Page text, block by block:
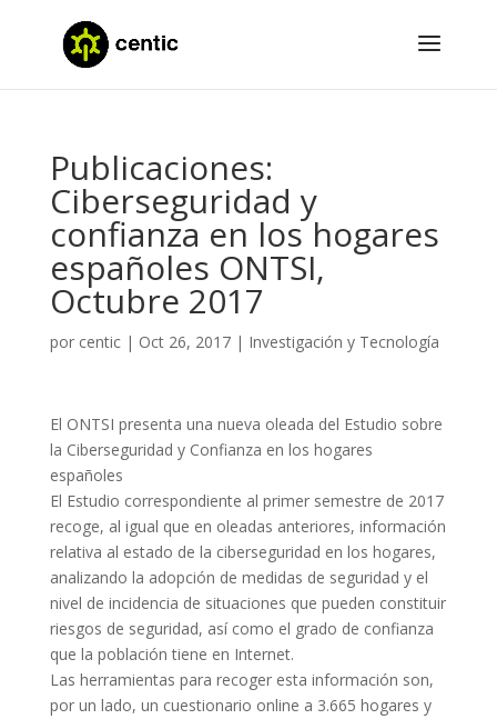
Publicaciones:
Ciberseguridad y
confianza en los hogares
españoles ONTSI,
Octubre 2017
por centic| Oct 26, 2017| Investigación y Tecnología
El ONTSI presenta una nueva oleada del Estudio sobre
la Ciberseguridad y Confianza en los hogares
españoles
El Estudio correspondiente al primer semestre de 2017
recoge, al igual que en oleadas anteriores, información
relativa al estado de la ciberseguridad en los hogares,
analizando la adopción de medidas de seguridad y el
nivel de incidencia de situaciones que pueden constituir
riesgos de seguridad, así como el grado de confianza
que la población tiene en Internet.
Las herramientas para recoger esta información son,
por un lado, un cuestionario online a 3.665 hogares y